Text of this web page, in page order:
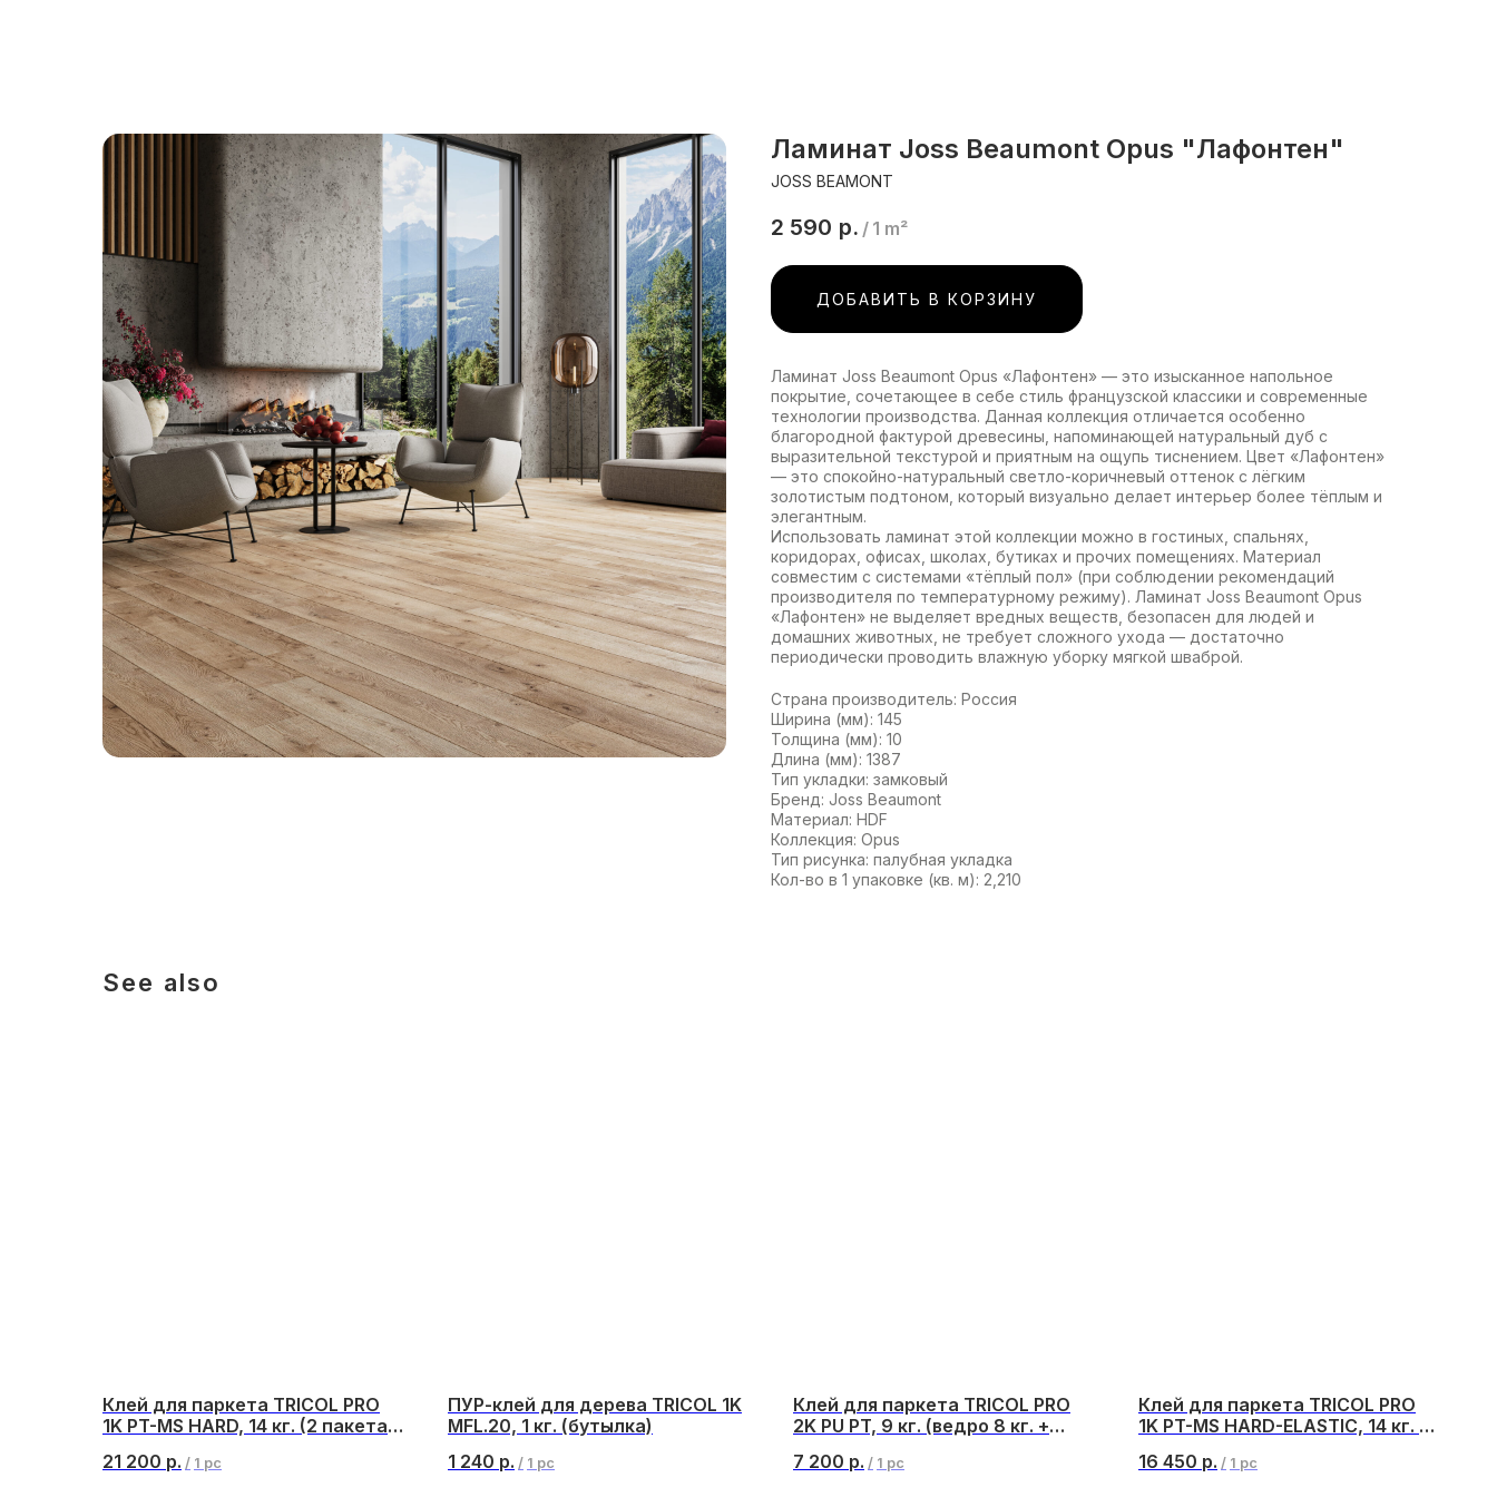
Ламинат Joss Beaumont Opus "Лафонтен"
JOSS BEAMONT
2 590 р. / 1 m²
ДОБАВИТЬ В КОРЗИНУ
Ламинат Joss Beaumont Opus «Лафонтен» — это изысканное напольное
покрытие, сочетающее в себе стиль французской классики и современные
технологии производства. Данная коллекция отличается особенно
благородной фактурой древесины, напоминающей натуральный дуб с
выразительной текстурой и приятным на ощупь тиснением. Цвет «Лафонтен»
— это спокойно-натуральный светло-коричневый оттенок с лёгким
золотистым подтоном, который визуально делает интерьер более тёплым и
элегантным.
Использовать ламинат этой коллекции можно в гостиных, спальнях,
коридорах, офисах, школах, бутиках и прочих помещениях. Материал
совместим с системами «тёплый пол» (при соблюдении рекомендаций
производителя по температурному режиму). Ламинат Joss Beaumont Opus
«Лафонтен» не выделяет вредных веществ, безопасен для людей и
домашних животных, не требует сложного ухода — достаточно
периодически проводить влажную уборку мягкой шваброй.
Страна производитель: Россия
Ширина (мм): 145
Толщина (мм): 10
Длина (мм): 1387
Тип укладки: замковый
Бренд: Joss Beaumont
Материал: HDF
Коллекция: Opus
Тип рисунка: палубная укладка
Кол-во в 1 упаковке (кв. м): 2,210
See also
Клей для паркета TRICOL PRO
1K PT-MS HARD, 14 кг. (2 пакета в
21 200 р. / 1 pc
ПУР-клей для дерева TRICOL 1K
MFL.20, 1 кг. (бутылка)
1 240 р. / 1 pc
Клей для паркета TRICOL PRO
2K PU PT, 9 кг. (ведро 8 кг. +
7 200 р. / 1 pc
Клей для паркета TRICOL PRO
1K PT-MS HARD-ELASTIC, 14 кг. (2
16 450 р. / 1 pc